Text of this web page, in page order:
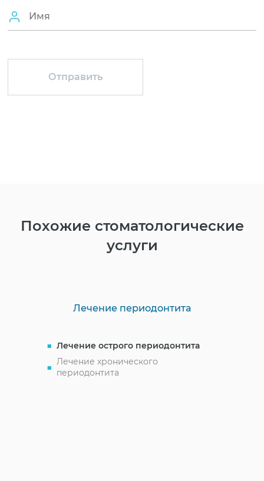
Похожие стоматологические
услуги
Лечение периодонтита
Лечение острого периодонтита
Лечение хронического
периодонтита